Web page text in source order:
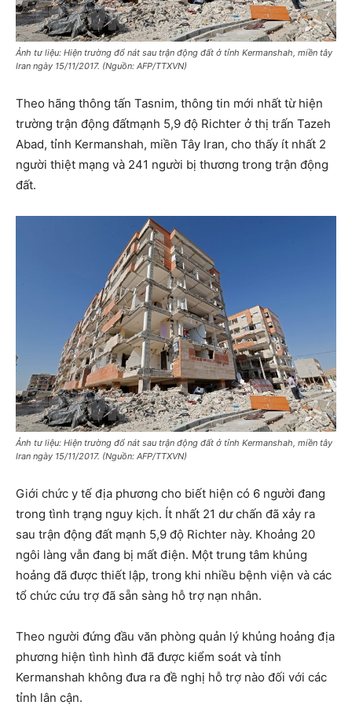
Ảnh tư liệu: Hiện trường đổ nát sau trận động đất ở tỉnh Kermanshah, miền tây
Iran ngày 15/11/2017. (Nguồn: AFP/TTXVN)
Theo hãng thông tấn Tasnim, thông tin mới nhất từ hiện
trường trận động đấtmạnh 5,9 độ Richter ở thị trấn Tazeh
Abad, tỉnh Kermanshah, miền Tây Iran, cho thấy ít nhất 2
người thiệt mạng và 241 người bị thương trong trận động
đất.
Ảnh tư liệu: Hiện trường đổ nát sau trận động đất ở tỉnh Kermanshah, miền tây
Iran ngày 15/11/2017. (Nguồn: AFP/TTXVN)
Giới chức y tế địa phương cho biết hiện có 6 người đang
trong tình trạng nguy kịch. Ít nhất 21 dư chấn đã xảy ra
sau trận động đất mạnh 5,9 độ Richter này. Khoảng 20
ngôi làng vẫn đang bị mất điện. Một trung tâm khủng
hoảng đã được thiết lập, trong khi nhiều bệnh viện và các
tổ chức cứu trợ đã sẵn sàng hỗ trợ nạn nhân.
Theo người đứng đầu văn phòng quản lý khủng hoảng địa
phương hiện tình hình đã được kiểm soát và tỉnh
Kermanshah không đưa ra đề nghị hỗ trợ nào đối với các
tỉnh lân cận.